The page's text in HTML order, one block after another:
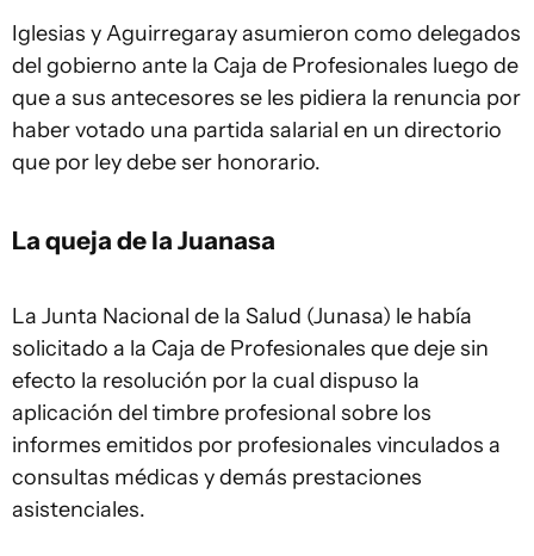
Iglesias y Aguirregaray asumieron como delegados
del gobierno ante la Caja de Profesionales luego de
que a sus antecesores se les pidiera la renuncia por
haber votado una partida salarial en un directorio
que por ley debe ser honorario.
La queja de la Juanasa
La Junta Nacional de la Salud (Junasa) le había
solicitado a la Caja de Profesionales que deje sin
efecto la resolución por la cual dispuso la
aplicación del timbre profesional sobre los
informes emitidos por profesionales vinculados a
consultas médicas y demás prestaciones
asistenciales.